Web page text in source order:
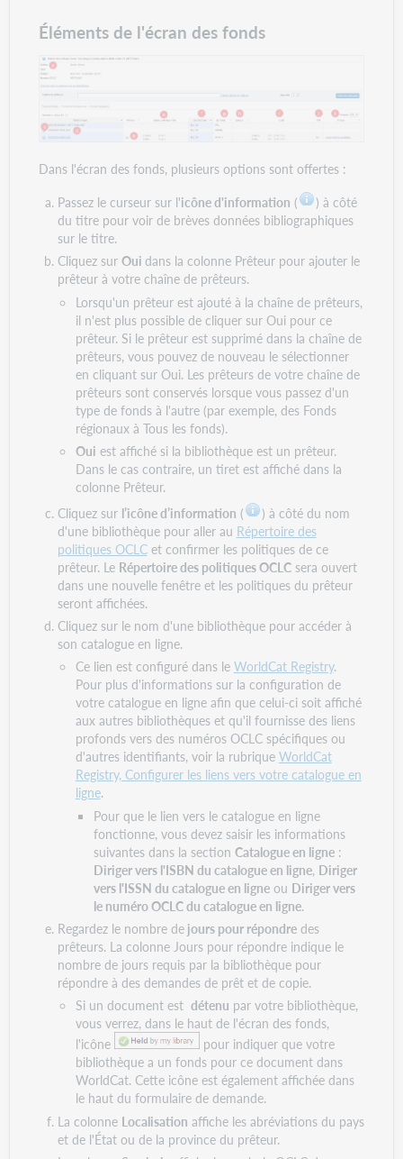
Éléments de l'écran des fonds
Dans l'écran des fonds, plusieurs options sont offertes :
Passez le curseur sur l'icône d'information (
) à côté
du titre pour voir de brèves données bibliographiques
sur le titre.
Cliquez sur Oui dans la colonne Prêteur pour ajouter le
prêteur à votre chaîne de prêteurs.
Lorsqu'un prêteur est ajouté à la chaîne de prêteurs,
il n'est plus possible de cliquer sur Oui pour ce
prêteur. Si le prêteur est supprimé dans la chaîne de
prêteurs, vous pouvez de nouveau le sélectionner
en cliquant sur Oui. Les prêteurs de votre chaîne de
prêteurs sont conservés lorsque vous passez d'un
type de fonds à l'autre (par exemple, des Fonds
régionaux à Tous les fonds).
Oui est affiché si la bibliothèque est un prêteur.
Dans le cas contraire, un tiret est affiché dans la
colonne Prêteur.
Cliquez sur l’icône d’information (
) à côté du nom
d'une bibliothèque pour aller au Répertoire des
politiques OCLCet confirmer les politiques de ce
prêteur. Le Répertoire des politiques OCLCsera ouvert
dans une nouvelle fenêtre et les politiques du prêteur
seront affichées.
Cliquez sur le nom d'une bibliothèque pour accéder à
son catalogue en ligne.
Ce lien est configuré dans le WorldCat Registry.
Pour plus d'informations sur la configuration de
votre catalogue en ligne afin que celui-ci soit affiché
aux autres bibliothèques et qu'il fournisse des liens
profonds vers des numéros OCLC spécifiques ou
d'autres identifiants, voir la rubrique WorldCat
Registry, Configurer les liens vers votre catalogue en
ligne.
Pour que le lien vers le catalogue en ligne
fonctionne, vous devez saisir les informations
suivantes dans la section Catalogue en ligne:
Diriger vers l'ISBN du catalogue en ligne, Diriger
vers l'ISSN du catalogue en ligneou Diriger vers
le numéro OCLC du catalogue en ligne.
Regardez le nombre dejours pour répondredes
prêteurs. La colonne Jours pour répondre indique le
nombre de jours requis par la bibliothèque pour
répondre à des demandes de prêt et de copie.
Si un document est détenu par votre bibliothèque,
vous verrez, dans le haut de l'écran des fonds,
l'icône
pour indiquer que votre
bibliothèque a un fonds pour ce document dans
WorldCat. Cette icône est également affichée dans
le haut du formulaire de demande.
La colonne Localisation affiche les abréviations du pays
et de l'État ou de la province du prêteur.